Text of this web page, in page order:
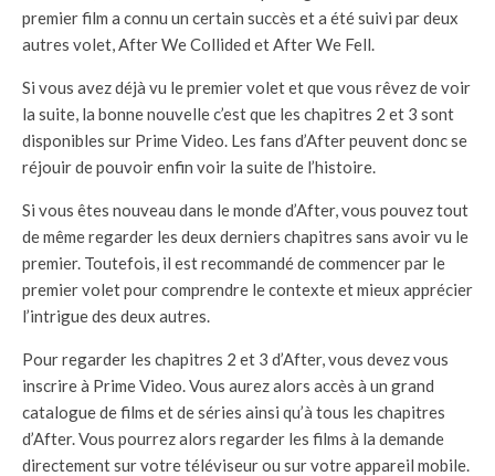
premier film a connu un certain succès et a été suivi par deux
autres volet, After We Collided et After We Fell.
Si vous avez déjà vu le premier volet et que vous rêvez de voir
la suite, la bonne nouvelle c’est que les chapitres 2 et 3 sont
disponibles sur Prime Video. Les fans d’After peuvent donc se
réjouir de pouvoir enfin voir la suite de l’histoire.
Si vous êtes nouveau dans le monde d’After, vous pouvez tout
de même regarder les deux derniers chapitres sans avoir vu le
premier. Toutefois, il est recommandé de commencer par le
premier volet pour comprendre le contexte et mieux apprécier
l’intrigue des deux autres.
Pour regarder les chapitres 2 et 3 d’After, vous devez vous
inscrire à Prime Video. Vous aurez alors accès à un grand
catalogue de films et de séries ainsi qu’à tous les chapitres
d’After. Vous pourrez alors regarder les films à la demande
directement sur votre téléviseur ou sur votre appareil mobile.